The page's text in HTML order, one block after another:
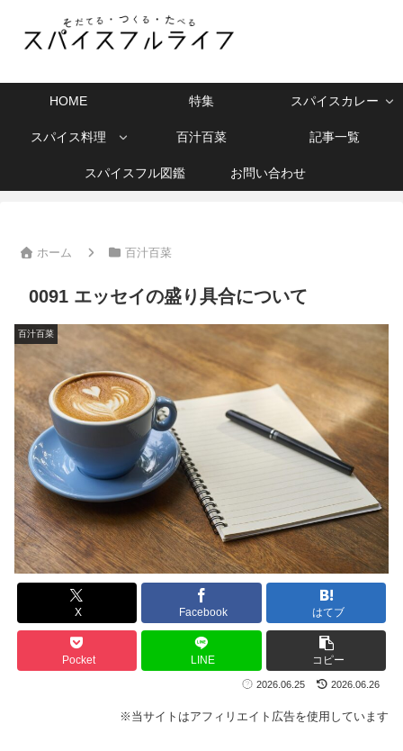
HOME 特集 スパイスカレー
スパイス料理 百汁百菜 記事一覧
スパイスフル図鑑 お問い合わせ
ホーム 百汁百菜
0091 エッセイの盛り具合について
百汁百菜
X Facebook はてブ
Pocket LINE コピー
2026.06.25 2026.06.26
※当サイトはアフィリエイト広告を使用しています